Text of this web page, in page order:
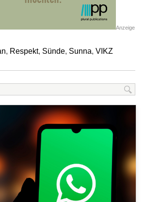
Anzeige
, Respekt, Sünde, Sunna, VIKZ